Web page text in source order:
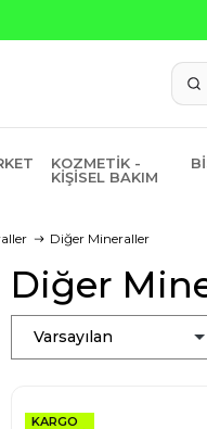
KOZMETIK -
KIŞISEL BAKIM
Diğer Mineraller
Diğer
Varsayılan
KARGO